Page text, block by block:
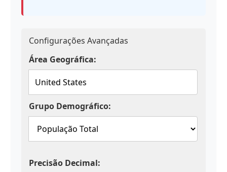
Configurações Avançadas
Área Geográfica:
Grupo Demográfico:
Precisão Decimal: